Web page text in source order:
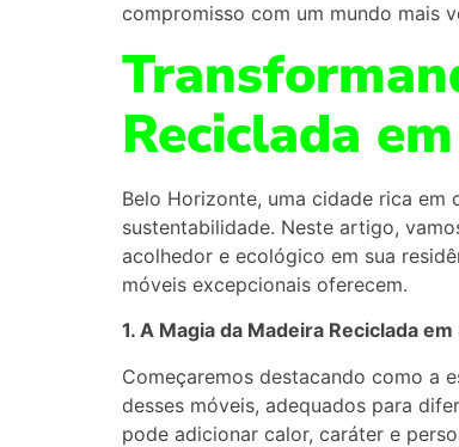
compromisso com um mundo mais
Reciclada
Belo Horizonte, uma cidade rica
sustentabilidade. Neste artigo,
acolhedor e ecológico em sua
móveis excepcionais oferecem.
1. A Magia da Madeira Reciclada em
Começaremos destacando como a
desses móveis, adequados para
pode adicionar calor, caráter e